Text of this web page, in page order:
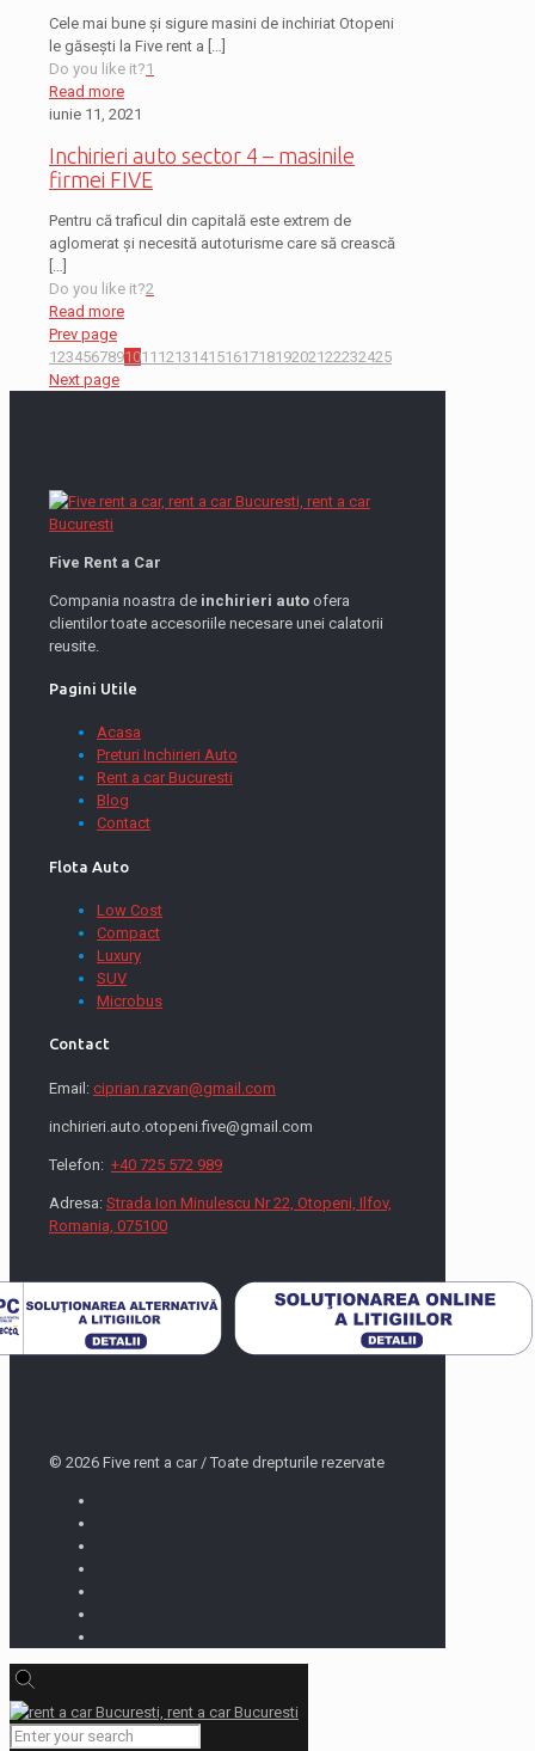
Cele mai bune și sigure masini de inchiriat Otopeni
le găsești la Five rent a […]
Do you like it?1
Read more
iunie 11, 2021
Inchirieri auto sector 4 – masinile
firmei FIVE
Pentru că traficul din capitală este extrem de
aglomerat și necesită autoturisme care să crească
Do you like it?2
Read more
Prev page
1234567891011 1213141516171819202122232425
Next page
Five Rent a Car
Compania noastra de inchirieri auto ofera
clientilor toate accesoriile necesare unei calatorii
reusite.
Pagini Utile
Acasa
Preturi Inchirieri Auto
Rent a car Bucuresti
Blog
Contact
Flota Auto
Low Cost
Compact
Luxury
SUV
Microbus
Contact
Email: ciprian.razvan@gmail.com
inchirieri.auto.otopeni.five@gmail.com
Telefon: +40 725 572 989
Adresa: Strada Ion Minulescu Nr 22, Otopeni, Ilfov,
Romania, 075100
© 2026 Five rent a car / Toate drepturile rezervate